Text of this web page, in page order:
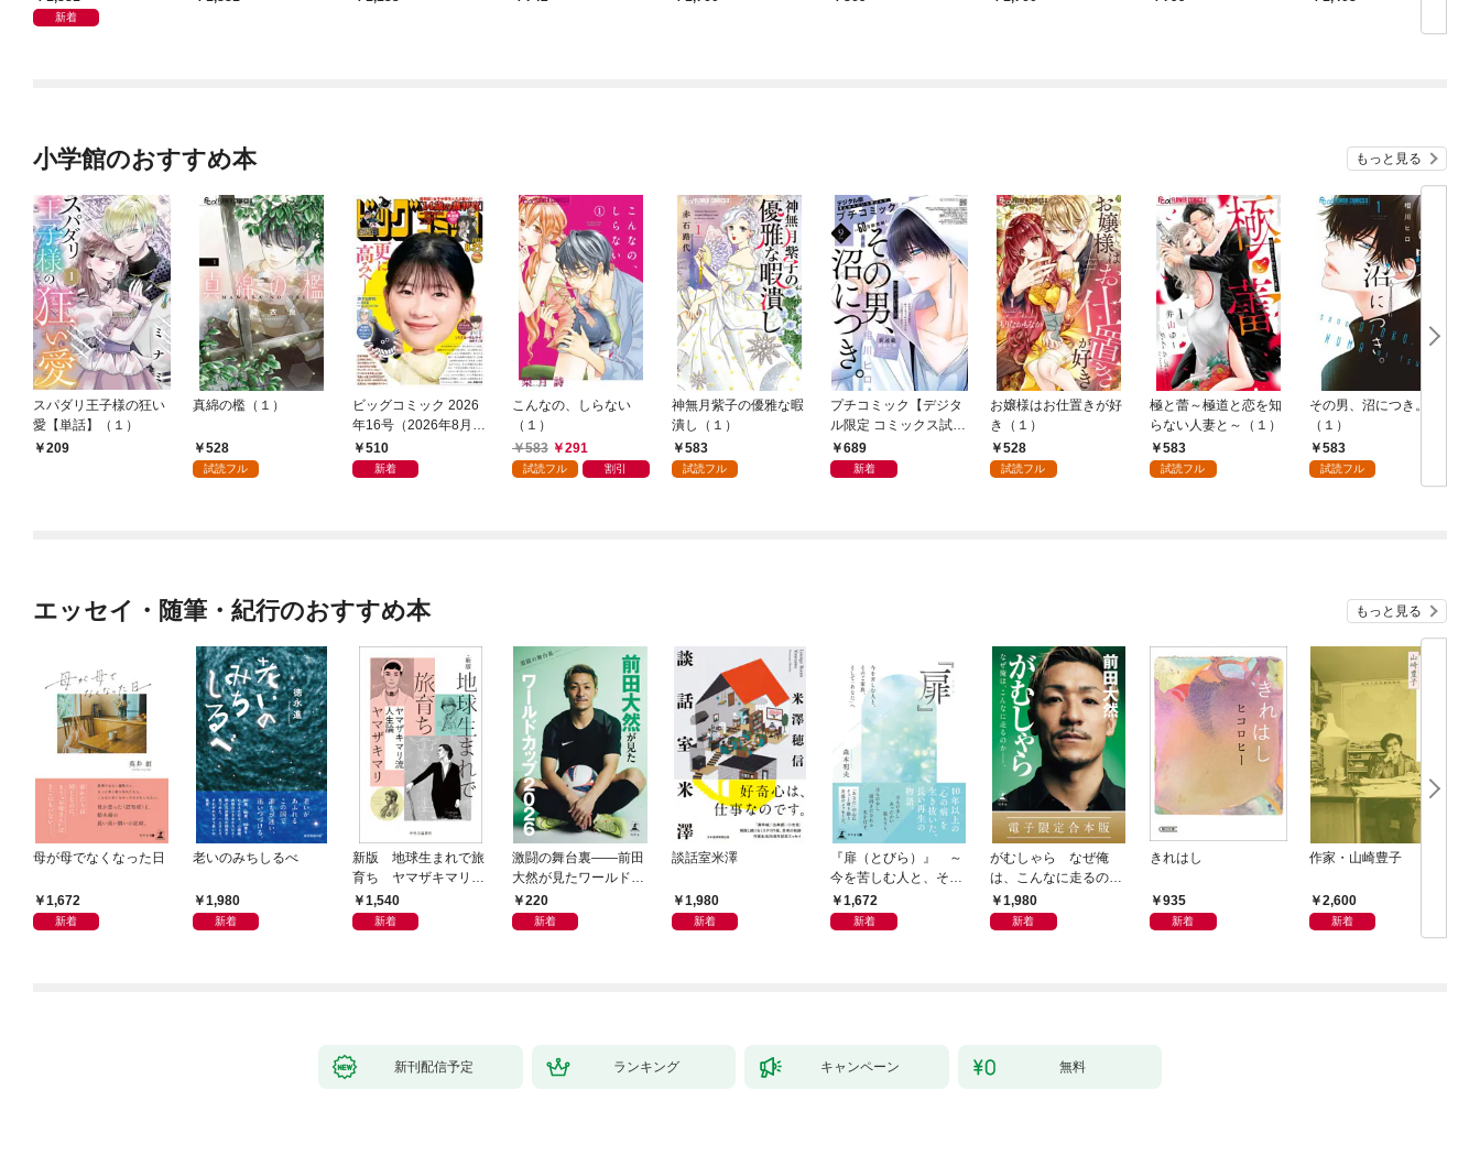
新着
小学館のおすすめ本 もっと見る
スパダリ王子様の狂い
愛【単話】（１）
209
真綿の檻（１）
528
試読フル
ビッグコミック 2026
年16号（2026年8月7
日発売）
510
新着
こんなの、しらない
（１）
583
291
試読フル 割引
神無月紫子の優雅な暇
潰し（１）
583
試読フル
プチコミック【デジタ
ル限定 コミックス試し
読み特典付き】 2026
年9月号（2026年8月7
689
新着
お嬢様はお仕置きが好
き（１）
528
試読フル
極と蕾～極道と恋を知
らない人妻と～（１）
583
試読フル
その男、沼につき。
（１）
583
試読フル
エッセイ・随筆・紀行のおすすめ本 もっと見る
母が母でなくなった日
1,672
新着
老いのみちしるべ
1,980
新着
新版 地球生まれで旅
育ち ヤマザキマリ流
人生論
1,540
新着
激闘の舞台裏――前田
大然が見たワールドカ
ップ2026
220
新着
談話室米澤
1,980
新着
『扉（とびら）』 ～
今を苦しむ人と、その
ご家族、そして「あな
た」へ～
1,672
新着
がむしゃら なぜ俺
は、こんなに走るのか
——。【電子限定合本
版】
1,980
新着
きれはし
935
新着
作家・山崎豊子
2,600
新着
新刊配信予定 ランキング キャンペーン 無料